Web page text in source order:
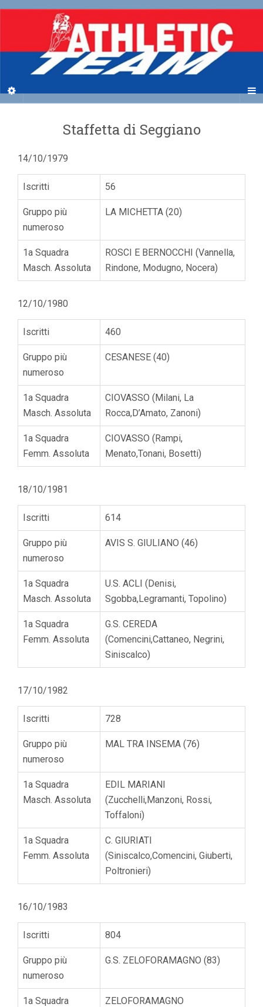
Staffetta di Seggiano
14/10/1979
Iscritti 56
Gruppo più
numeroso
LA MICHETTA (20)
1a Squadra
Masch. Assoluta
ROSCI E BERNOCCHI (Vannella,
Rindone, Modugno, Nocera)
12/10/1980
Iscritti 460
Gruppo più
numeroso
CESANESE (40)
1a Squadra
Masch. Assoluta
CIOVASSO (Milani, La
Rocca,D’Amato, Zanoni)
1a Squadra
Femm. Assoluta
CIOVASSO (Rampi,
Menato,Tonani, Bosetti)
18/10/1981
Iscritti 614
Gruppo più
numeroso
AVIS S. GIULIANO (46)
1a Squadra
Masch. Assoluta
U.S. ACLI (Denisi,
Sgobba,Legramanti, Topolino)
1a Squadra
Femm. Assoluta
G.S. CEREDA
(Comencini,Cattaneo, Negrini,
Siniscalco)
17/10/1982
Iscritti 728
Gruppo più
numeroso
MAL TRA INSEMA (76)
1a Squadra
Masch. Assoluta
EDIL MARIANI
(Zucchelli,Manzoni, Rossi,
Toffaloni)
1a Squadra
Femm. Assoluta
C. GIURIATI
(Siniscalco,Comencini, Giuberti,
Poltronieri)
16/10/1983
Iscritti 804
Gruppo più
numeroso
G.S. ZELOFORAMAGNO (83)
1a Squadra
ZELOFORAMAGNO